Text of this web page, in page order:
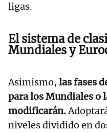
ligas.
El sistema de
Mundiales y
Asimismo, las fases
para los Mundiales o
modificarán.
niveles dividido en